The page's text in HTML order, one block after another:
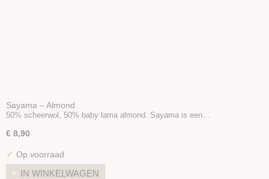
Sayama – Almond
50% scheerwol, 50% baby lama almond. Sayama is een…
€ 8,90
✓ Op voorraad
IN WINKELWAGEN